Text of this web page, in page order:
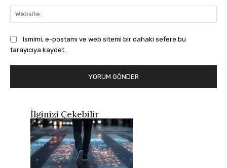
Ismimi, e-postamı ve web sitemi bir dahaki sefere bu
tarayıcıya kaydet.
İlginizi Çekebilir